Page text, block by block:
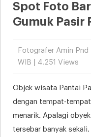
Spot Foto
Gumuk Pasir
Fotografer Amin Pnd
WIB | 4.251 Views
Objek wisata Pantai
dengan tempat-
menarik. Apalagi
tersebar banyak sekali.